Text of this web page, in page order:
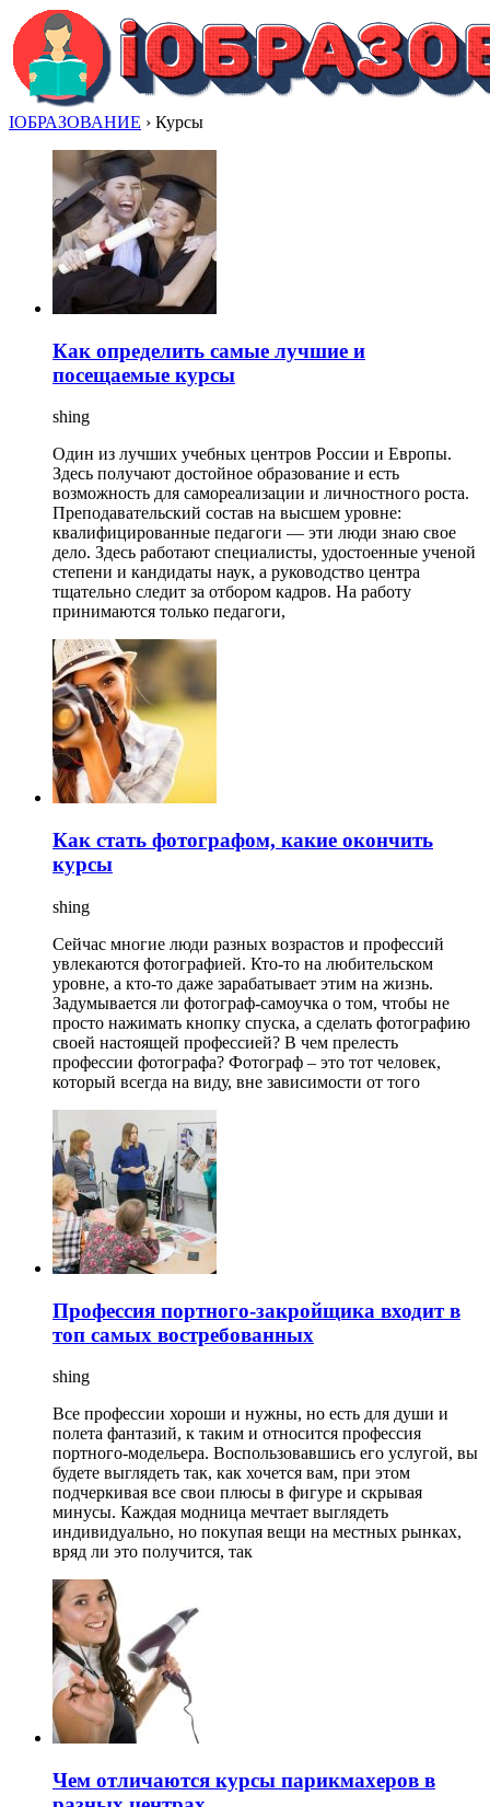
IОБРАЗОВАНИЕ › Курсы
Как определить самые лучшие и
посещаемые курсы
shing
Один из лучших учебных центров России и Европы.
Здесь получают достойное образование и есть
возможность для самореализации и личностного роста.
Преподавательский состав на высшем уровне:
квалифицированные педагоги — эти люди знаю свое
дело. Здесь работают специалисты, удостоенные ученой
степени и кандидаты наук, а руководство центра
тщательно следит за отбором кадров. На работу
принимаются только педагоги,
Как стать фотографом, какие окончить
курсы
shing
Сейчас многие люди разных возрастов и профессий
увлекаются фотографией. Кто-то на любительском
уровне, а кто-то даже зарабатывает этим на жизнь.
Задумывается ли фотограф-самоучка о том, чтобы не
просто нажимать кнопку спуска, а сделать фотографию
своей настоящей профессией? В чем прелесть
профессии фотографа? Фотограф – это тот человек,
который всегда на виду, вне зависимости от того
Профессия портного-закройщика входит в
топ самых востребованных
shing
Все профессии хороши и нужны, но есть для души и
полета фантазий, к таким и относится профессия
портного-модельера. Воспользовавшись его услугой, вы
будете выглядеть так, как хочется вам, при этом
подчеркивая все свои плюсы в фигуре и скрывая
минусы. Каждая модница мечтает выглядеть
индивидуально, но покупая вещи на местных рынках,
вряд ли это получится, так
Чем отличаются курсы парикмахеров в